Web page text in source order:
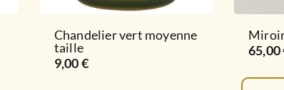
Chandelier vert moyenne
taille
9,00€
65,00